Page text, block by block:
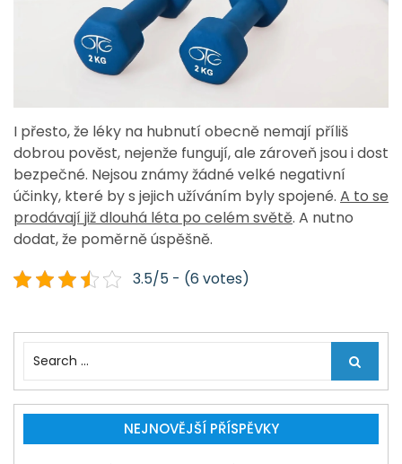
I přesto, že léky na hubnutí obecně nemají příliš
dobrou pověst, nejenže fungují, ale zároveň jsou i dost
bezpečné. Nejsou známy žádné velké negativní
účinky, které by s jejich užíváním byly spojené. A to se
prodávají již dlouhá léta po celém světě. A nutno
dodat, že poměrně úspěšně.
3.5/5 - (6 votes)
a
r
h
NEJNOVĚJŠÍ PŘÍSPĚVKY